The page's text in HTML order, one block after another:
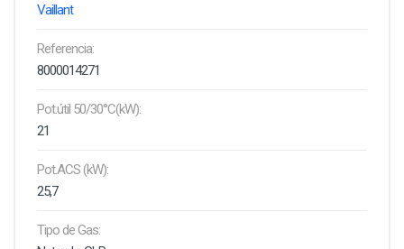
Vaillant
Referencia:
8000014271
Pot.útil 50/30°C(kW):
21
Pot.ACS (kW):
25,7
Tipo de Gas: